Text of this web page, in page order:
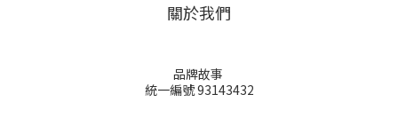
關於我們
品牌故事
統一編號 93143432